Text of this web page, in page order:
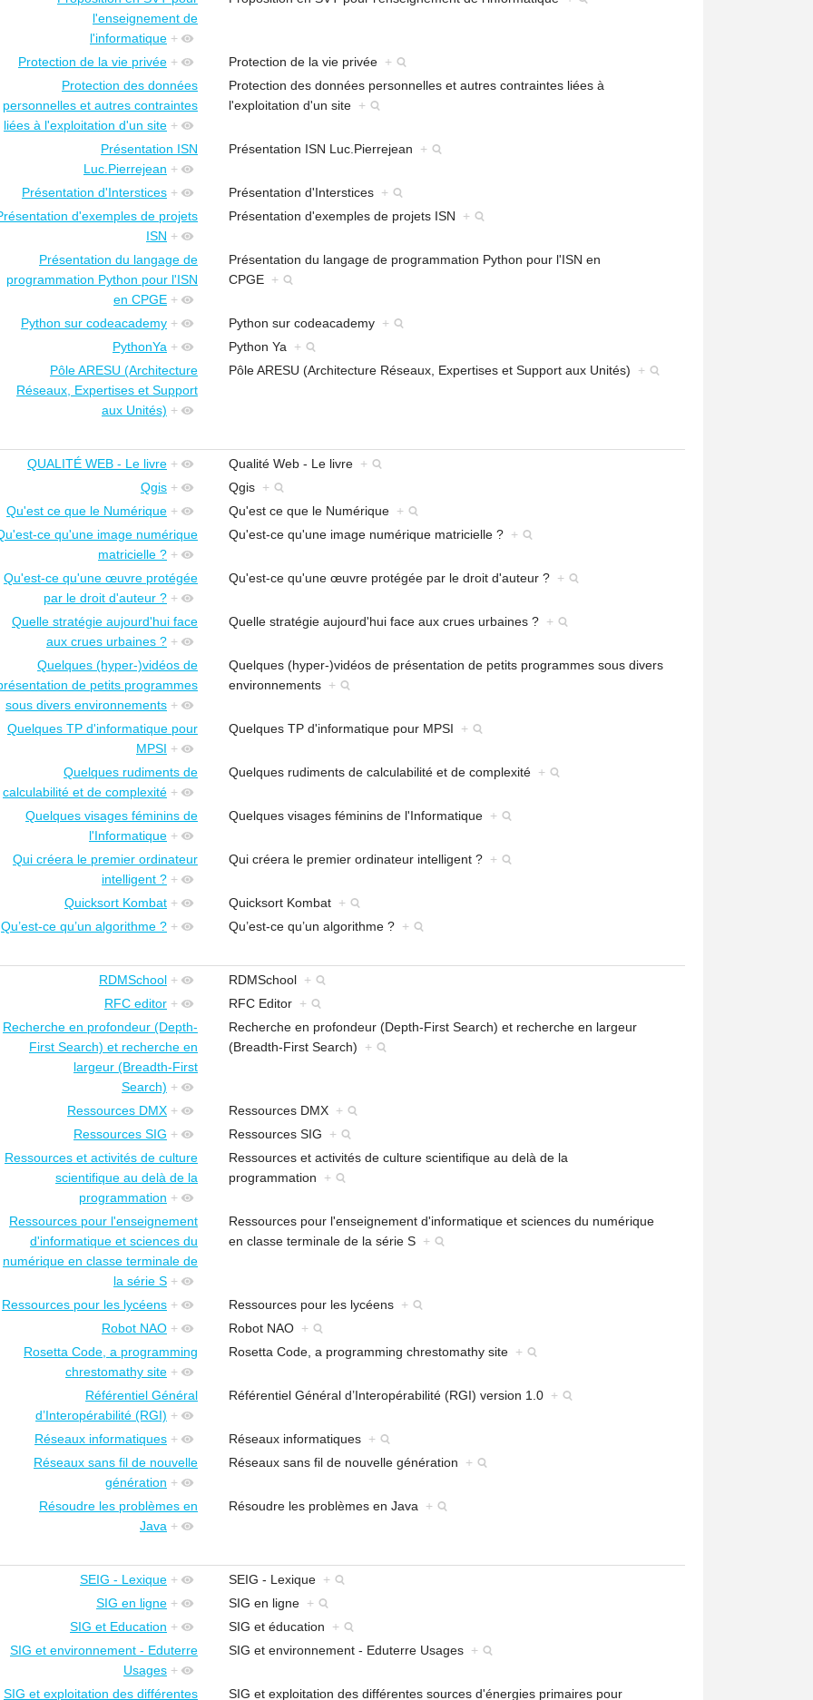
l'enseignement de
l'informatique +
Protection de la vie privée + Protection de la vie privée +
Protection des données
personnelles et autres contraintes
liées à l'exploitation d'un site +
Protection des données personnelles et autres contraintes liées à
l'exploitation d'un site +
Présentation ISN
Luc.Pierrejean +
Présentation ISN Luc.Pierrejean +
Présentation d'Interstices + Présentation d'Interstices +
d'exemples de projets
ISN +
Présentation d'exemples de projets ISN +
Présentation du langage de
programmation Python pour l'ISN
en CPGE +
Présentation du langage de programmation Python pour l'ISN en
CPGE +
Python sur codeacademy + Python sur codeacademy +
PythonYa + Python Ya +
Pôle ARESU (Architecture
Réseaux, Expertises et Support
aux Unités) +
Pôle ARESU (Architecture Réseaux, Expertises et Support aux Unités) +
QUALITÉ WEB - Le livre + Qualité Web - Le livre +
Qgis + Qgis +
Qu'est ce que le Numérique + Qu'est ce que le Numérique +
ce qu'une image numérique
matricielle ? +
Qu'est-ce qu'une image numérique matricielle ? +
Qu'est-ce qu'une œuvre protégée
par le droit d'auteur ? +
Qu'est-ce qu'une œuvre protégée par le droit d'auteur ? +
Quelle stratégie aujourd'hui face
aux crues urbaines ? +
Quelle stratégie aujourd'hui face aux crues urbaines ? +
Quelques (hyper-)vidéos de
de petits programmes
sous divers environnements +
Quelques (hyper-)vidéos de présentation de petits programmes sous divers
environnements +
Quelques TP d'informatique pour
MPSI +
Quelques TP d'informatique pour MPSI +
Quelques rudiments de
calculabilité et de complexité +
Quelques rudiments de calculabilité et de complexité +
Quelques visages féminins de
l'Informatique +
Quelques visages féminins de l'Informatique +
Qui créera le premier ordinateur
intelligent ? +
Qui créera le premier ordinateur intelligent ? +
Quicksort Kombat + Quicksort Kombat +
Qu’est-ce qu’un algorithme ? + Qu’est-ce qu’un algorithme ? +
RDMSchool + RDMSchool +
RFC editor + RFC Editor +
Recherche en profondeur (Depth-
First Search) et recherche en
largeur (Breadth-First
Search) +
Recherche en profondeur (Depth-First Search) et recherche en largeur
(Breadth-First Search) +
Ressources DMX + Ressources DMX +
Ressources SIG + Ressources SIG +
Ressources et activités de culture
scientifique au delà de la
programmation +
Ressources et activités de culture scientifique au delà de la
programmation +
Ressources pour l'enseignement
d'informatique et sciences du
numérique en classe terminale de
la série S +
Ressources pour l'enseignement d'informatique et sciences du numérique
en classe terminale de la série S +
Ressources pour les lycéens + Ressources pour les lycéens +
Robot NAO + Robot NAO +
Rosetta Code, a programming
chrestomathy site +
Rosetta Code, a programming chrestomathy site +
Référentiel Général
d’Interopérabilité (RGI) +
Référentiel Général d’Interopérabilité (RGI) version 1.0 +
Réseaux informatiques + Réseaux informatiques +
Réseaux sans fil de nouvelle
génération +
Réseaux sans fil de nouvelle génération +
Résoudre les problèmes en
Java +
Résoudre les problèmes en Java +
SEIG - Lexique + SEIG - Lexique +
SIG en ligne + SIG en ligne +
SIG et Education + SIG et éducation +
SIG et environnement - Eduterre
Usages +
SIG et environnement - Eduterre Usages +
SIG et exploitation des différentes SIG et exploitation des différentes sources d'énergies primaires pour